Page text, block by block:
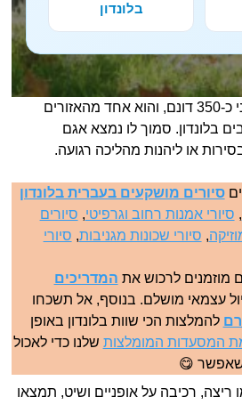
בלונדון
הייד פארק משתרע על פני כ-350 דונם, והוא אחד מהאזורים
בלונדון. סמוך לו נמצא אגם
או ליהנות מהליכה רגועה.
סיורים מושקעים בעברית בלונדון
, סיורי אמנות רחוב וגרפיטי, סיורים
, סיורי שכונות מגניבות, סיורי
מוזמנים לרכוש את המדריכים
עצמאי מושלם. בנוסף, אל תשכחו
להמלצות הכי שוות בלונדון באופן
המסעדות המומלצות שלנו כדי לאכול
שאפשר 😋
ריצה, רכיבה על אופניים ושיט, תמצאו